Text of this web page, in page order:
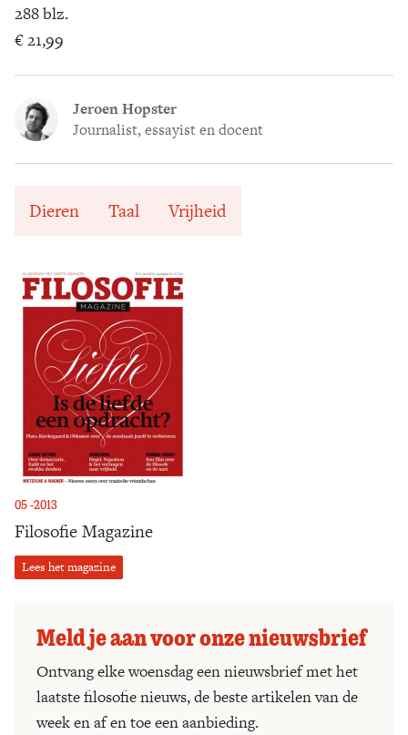
05 -2013
Filosofie Magazine
Lees het magazine
288 blz.
€ 21,99
Jeroen Hopster
Journalist, essayist en docent
Dieren Taal Vrijheid
Meld je aan voor onze nieuwsbrief
Ontvang elke woensdag een nieuwsbrief met het
laatste filosofie nieuws, de beste artikelen van de
week en af en toe een aanbieding.